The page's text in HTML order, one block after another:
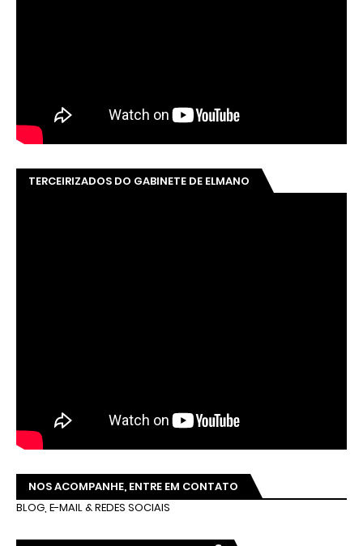
TERCEIRIZADOS DO GABINETE DE ELMANO
NOS ACOMPANHE, ENTRE EM CONTATO
BLOG, E-MAIL & REDES SOCIAIS